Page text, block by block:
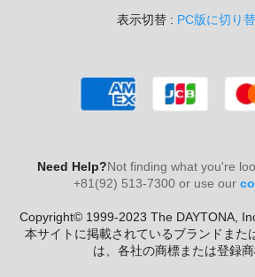
表示切替 : PC版に切り
Need Help?Not finding what you're
+81(92) 513-7300 or use our
Copyright© 1999-2023 The DAYTONA,
本サイトに掲載されているブランドまた
は、各社の商標または登録商